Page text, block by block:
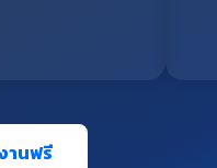
านฟรี